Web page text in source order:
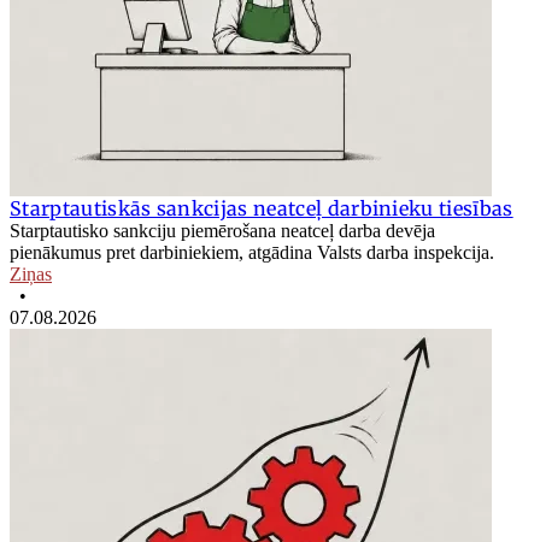
Starptautiskās sankcijas neatceļ darbinieku tiesības
Starptautisko sankciju piemērošana neatceļ darba devēja
pienākumus pret darbiniekiem, atgādina Valsts darba inspekcija.
Ziņas
•
07.08.2026